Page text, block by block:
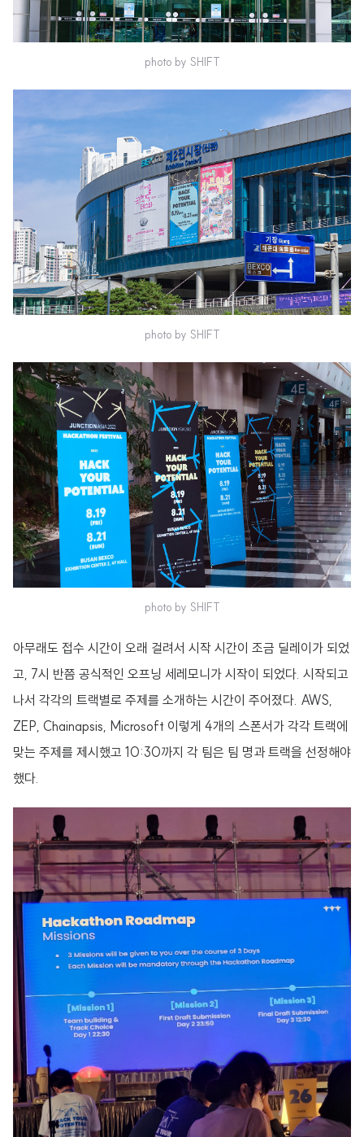
photo by SHIFT
photo by SHIFT
photo by SHIFT
아무래도 접수 시간이 오래 걸려서 시작 시간이 조금 딜레이가 되었
고, 7시 반쯤 공식적인 오프닝 세레모니가 시작이 되었다. 시작되고
나서 각각의 트랙별로 주제를 소개하는 시간이 주어졌다. AWS,
ZEP, Chainapsis, Microsoft 이렇게 4개의 스폰서가 각각 트랙에
맞는 주제를 제시했고 10:30까지 각 팀은 팀 명과 트랙을 선정해야
했다.